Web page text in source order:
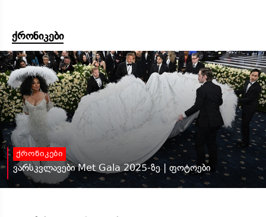
ქრონიკები
ქრონიკები
ვარსკვლავები Met Gala 2025-ზე | ფოტოები